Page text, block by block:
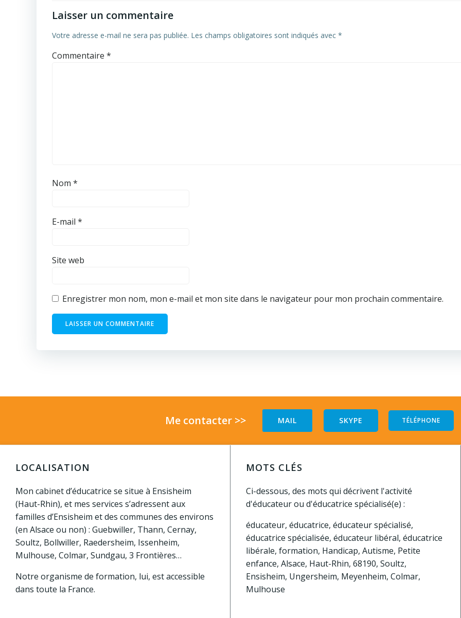
Laisser un commentaire
Votre adresse e-mail ne sera pas publiée. Les champs obligatoires sont indiqués avec *
Commentaire *
Nom *
E-mail *
Site web
Enregistrer mon nom, mon e-mail et mon site dans le navigateur pour mon prochain commentaire.
Me contacter >> MAIL SKYPE TÉLÉPHONE
LOCALISATION
Mon cabinet d’éducatrice se situe à Ensisheim
(Haut-Rhin), et mes services s’adressent aux
familles d’Ensisheim et des communes des environs
(en Alsace ou non) : Guebwiller, Thann, Cernay,
Soultz, Bollwiller, Raedersheim, Issenheim,
Mulhouse, Colmar, Sundgau, 3 Frontières…
Notre organisme de formation, lui, est accessible
dans toute la France.
MOTS CLÉS
Ci-dessous, des mots qui décrivent l'activité
d'éducateur ou d'éducatrice spécialisé(e) :
éducateur, éducatrice, éducateur spécialisé,
éducatrice spécialisée, éducateur libéral, éducatrice
libérale, formation, Handicap, Autisme, Petite
enfance, Alsace, Haut-Rhin, 68190, Soultz,
Ensisheim, Ungersheim, Meyenheim, Colmar,
Mulhouse